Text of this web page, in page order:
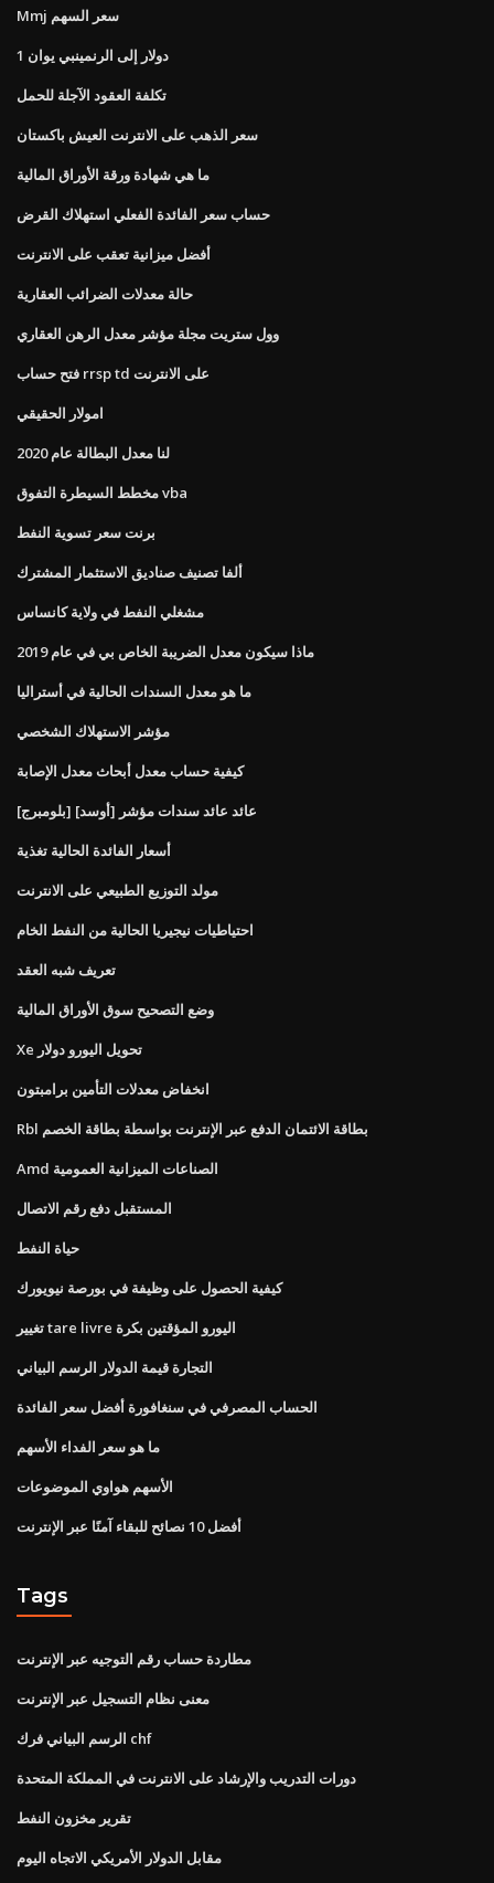
Mmj سعر السهم
1 دولار إلى الرنمينبي يوان
تكلفة العقود الآجلة للحمل
سعر الذهب على الانترنت العيش باكستان
ما هي شهادة ورقة الأوراق المالية
حساب سعر الفائدة الفعلي استهلاك القرض
أفضل ميزانية تعقب على الانترنت
حالة معدلات الضرائب العقارية
وول ستريت مجلة مؤشر معدل الرهن العقاري
فتح حساب rrsp td على الانترنت
امولار الحقيقي
لنا معدل البطالة عام 2020
مخطط السيطرة التفوق vba
برنت سعر تسوية النفط
ألفا تصنيف صناديق الاستثمار المشترك
مشغلي النفط في ولاية كانساس
ماذا سيكون معدل الضريبة الخاص بي في عام 2019
ما هو معدل السندات الحالية في أستراليا
مؤشر الاستهلاك الشخصي
كيفية حساب معدل أبحاث معدل الإصابة
[بلومبرج] [أوسد] عائد عائد سندات مؤشر
أسعار الفائدة الحالية تغذية
مولد التوزيع الطبيعي على الانترنت
احتياطيات نيجيريا الحالية من النفط الخام
تعريف شبه العقد
وضع التصحيح سوق الأوراق المالية
Xe تحويل اليورو دولار
انخفاض معدلات التأمين برامبتون
Rbl بطاقة الائتمان الدفع عبر الإنترنت بواسطة بطاقة الخصم
Amd الصناعات الميزانية العمومية
المستقبل دفع رقم الاتصال
حياة النفط
كيفية الحصول على وظيفة في بورصة نيويورك
تغيير tare livre اليورو المؤقتين بكرة
التجارة قيمة الدولار الرسم البياني
الحساب المصرفي في سنغافورة أفضل سعر الفائدة
ما هو سعر الفداء الأسهم
الأسهم هواوي الموضوعات
أفضل 10 نصائح للبقاء آمنًا عبر الإنترنت
Tags
مطاردة حساب رقم التوجيه عبر الإنترنت
معنى نظام التسجيل عبر الإنترنت
الرسم البياني فرك chf
دورات التدريب والإرشاد على الانترنت في المملكة المتحدة
تقرير مخزون النفط
مقابل الدولار الأمريكي الاتجاه اليوم